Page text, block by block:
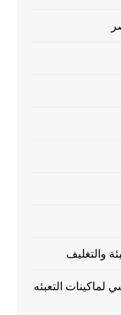
والتغليف
التعبئه